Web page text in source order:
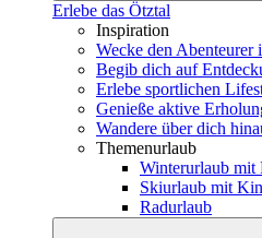
Erlebe das Ötztal
Inspiration
Wecke den Abenteurer
Begib dich auf
Erlebe sportlichen
Genieße aktive
Wandere über dich
Themenurlaub
Winterurlaub mit
Skiurlaub mit
Radurlaub